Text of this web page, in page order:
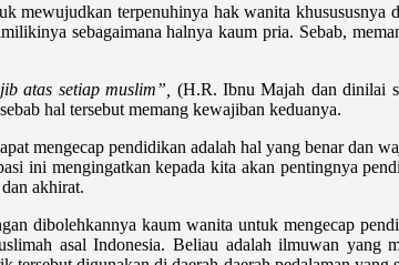
mewujudkan terpenuhinya hak wanita
sebagaimana halnya kaum pria. Sebab,
atas setiap muslim”,
(H.R. Ibnu Majah dan dinilai
hal tersebut memang kewajiban keduanya.
mengecap pendidikan adalah hal yang benar dan
ini mengingatkan kepada kita akan pentingnya
akhirat.
dibolehkannya kaum wanita untuk mengecap
asal Indonesia. Beliau adalah ilmuwan yang